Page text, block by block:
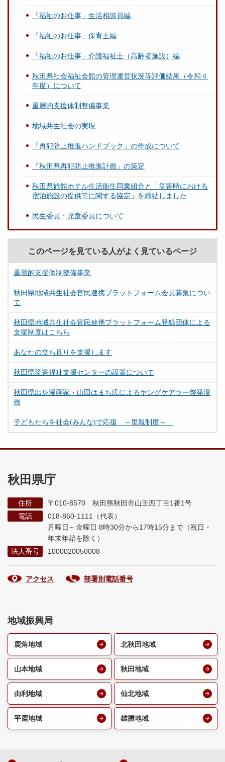
「福祉のお仕事」生活相談員編
「福祉のお仕事」保育士編
「福祉のお仕事」介護福祉士（高齢者施設）編
秋田県社会福祉会館の管理運営状況等評価結果（令和４
年度）について
重層的支援体制整備事業
地域共生社会の実現
「再犯防止推進ハンドブック」の作成について
「秋田県再犯防止推進計画」の策定
秋田県旅館ホテル生活衛生同業組合と「災害時における
宿泊施設の提供等に関する協定」を締結しました
民生委員・児童委員について
このページを見ている人がよく見ているページ
重層的支援体制整備事業
秋田県地域共生社会官民連携プラットフォーム会員募集につい
て
秋田県地域共生社会官民連携プラットフォーム登録団体による
支援制度はこちら
あなたの立ち直りを支援します
秋田県災害福祉支援センターの設置について
秋田県出身漫画家・山田はまち氏によるヤングケアラー啓発漫
画
子どもたちを社会(みんな)で応援 ～里親制度～
秋田県庁
住所
〒010-8570 秋田県秋田市山王四丁目1番1号
電話
018-860-1111（代表）
月曜日～金曜日 8時30分から17時15分まで （祝日・
年末年始を除く）
法人番号
1000020050008
アクセス 部署別電話番号
地域振興局
鹿角地域 北秋田地域
山本地域 秋田地域
由利地域 仙北地域
平鹿地域 雄勝地域